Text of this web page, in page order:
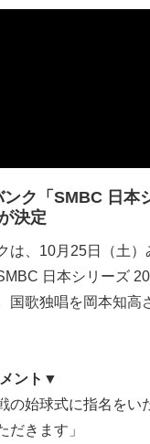
ク「SMBC 日本
決定
は、10月25日（土）
日本シリーズ
国歌独唱を岡本知高
ント▼
の始球式に指名をい
だきます」